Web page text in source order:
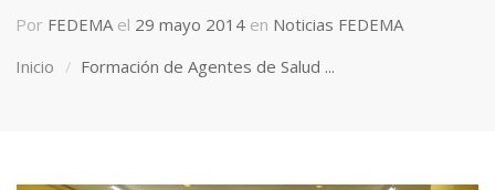
Por FEDEMA el 29 mayo 2014 en Noticias FEDEMA
Inicio
Formación de Agentes de Salud ...